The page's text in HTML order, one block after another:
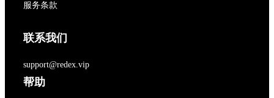
服务条款
联系我们
support@redex.vip
帮助